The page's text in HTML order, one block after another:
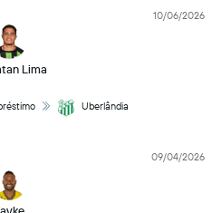
Lima
10/06/2026
Uberlândia
09/04/2026